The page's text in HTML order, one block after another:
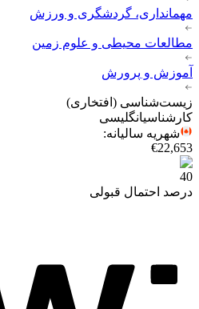
مهمانداری، گردشگری و ورزش
مطالعات محیطی و علوم زمین
آموزش و پرورش
زیست‌شناسی (افتخاری)
کارشناسیانگلیسی
شهریه سالیانه:
€22,653
40
درصد احتمال قبولی